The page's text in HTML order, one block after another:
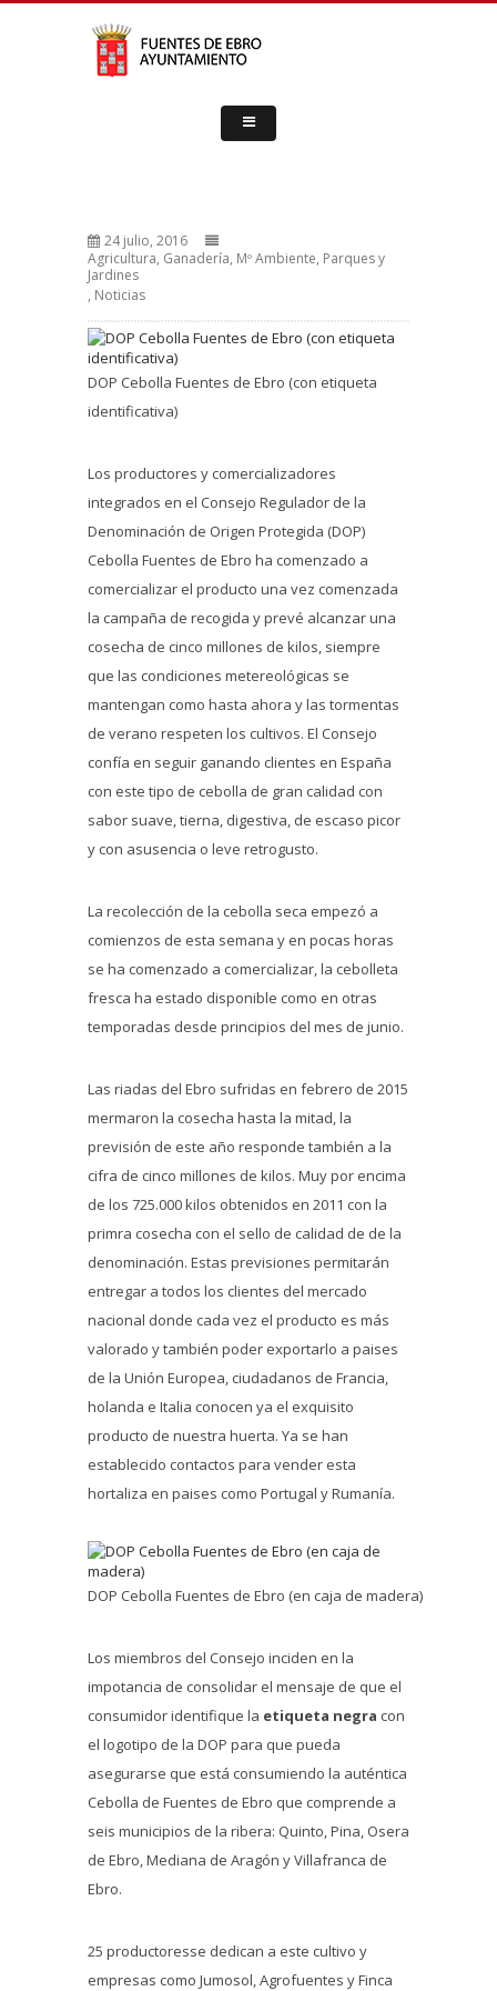
24 julio, 2016
Agricultura, Ganadería, Mº Ambiente, Parques y
Jardines
, Noticias
DOP Cebolla Fuentes de Ebro (con etiqueta
identificativa)
Los productores y comercializadores
integrados en el Consejo Regulador de la
Denominación de Origen Protegida (DOP)
Cebolla Fuentes de Ebro ha comenzado a
comercializar el producto una vez comenzada
la campaña de recogida y prevé alcanzar una
cosecha de cinco millones de kilos, siempre
que las condiciones metereológicas se
mantengan como hasta ahora y las tormentas
de verano respeten los cultivos. El Consejo
confía en seguir ganando clientes en España
con este tipo de cebolla de gran calidad con
sabor suave, tierna, digestiva, de escaso picor
y con asusencia o leve retrogusto.
La recolección de la cebolla seca empezó a
comienzos de esta semana y en pocas horas
se ha comenzado a comercializar, la cebolleta
fresca ha estado disponible como en otras
temporadas desde principios del mes de junio.
Las riadas del Ebro sufridas en febrero de 2015
mermaron la cosecha hasta la mitad, la
previsión de este año responde también a la
cifra de cinco millones de kilos. Muy por encima
de los 725.000 kilos obtenidos en 2011 con la
primra cosecha con el sello de calidad de de la
denominación. Estas previsiones permitarán
entregar a todos los clientes del mercado
nacional donde cada vez el producto es más
valorado y también poder exportarlo a paises
de la Unión Europea, ciudadanos de Francia,
holanda e Italia conocen ya el exquisito
producto de nuestra huerta. Ya se han
establecido contactos para vender esta
hortaliza en paises como Portugal y Rumanía.
DOP Cebolla Fuentes de Ebro (en caja de madera)
Los miembros del Consejo inciden en la
impotancia de consolidar el mensaje de que el
consumidor identifique la etiqueta negra con
el logotipo de la DOP para que pueda
asegurarse que está consumiendo la auténtica
Cebolla de Fuentes de Ebro que comprende a
seis municipios de la ribera: Quinto, Pina, Osera
de Ebro, Mediana de Aragón y Villafranca de
Ebro.
25 productoresse dedican a este cultivo y
empresas como Jumosol, Agrofuentes y Finca